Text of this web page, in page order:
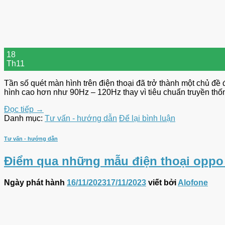
18
Th11
Tần số quét màn hình trên điện thoại đã trở thành một chủ
hình cao hơn như 90Hz – 120Hz thay vì tiêu chuẩn truyền
Đọc tiếp →
Danh mục: Tư vấn - hướng dẫn Để lại bình luận
Tư vấn - hướng dẫn
Điểm qua những mẫu điện thoại
Ngày phát hành 16/11/202317/11/2023 viết bởi Alofone